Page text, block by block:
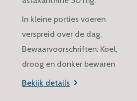
In kleine porties voeren
verspreid over de dag.
Bewaarvoorschriften: Koel,
droog en donker bewaren
Bekijk details